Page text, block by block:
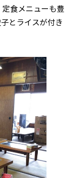
食メニューも豊
とライスが付き